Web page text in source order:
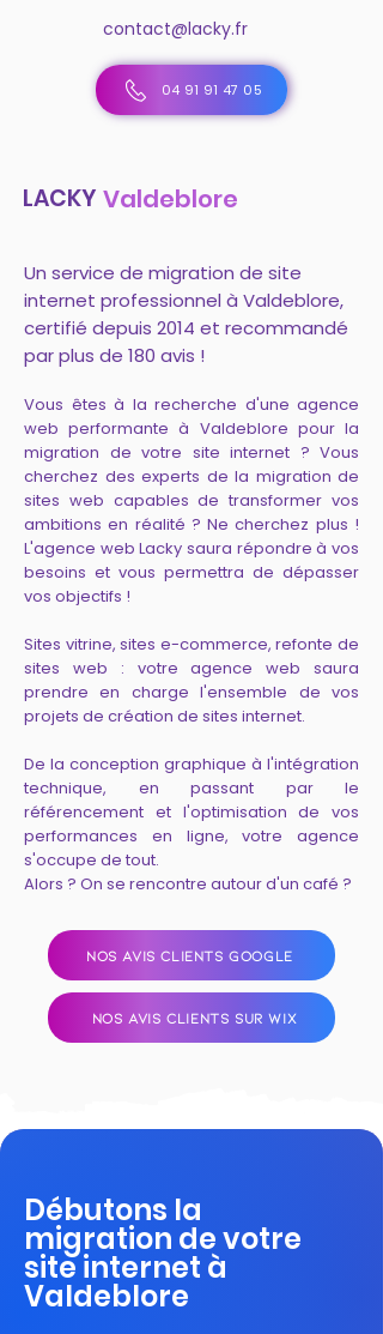
contact@lacky.fr
04 91 91 47 05
LACKY Valdeblore
Un service de migration de site
internet professionnel à Valdeblore,
certifié depuis 2014 et recommandé
par plus de 180 avis !
Vous êtes à la recherche d'une agence
web performante à Valdeblore pour la
migration de votre site internet ? Vous
cherchez des experts de la migration de
sites web capables de transformer vos
ambitions en réalité ? Ne cherchez plus !
L'agence web Lacky saura répondre à vos
besoins et vous permettra de dépasser
vos objectifs !
Sites vitrine, sites e-commerce, refonte de
sites web : votre agence web saura
prendre en charge l'ensemble de vos
projets de création de sites internet.
De la conception graphique à l'intégration
technique, en passant par le
référencement et l'optimisation de vos
performances en ligne, votre agence
s'occupe de tout.
Alors ? On se rencontre autour d'un café ?
NOS AVIS CLIENTS GOOGLE
NOS AVIS CLIENTS SUR WIX
Débutons la
migration de votre
site internet à
Valdeblore